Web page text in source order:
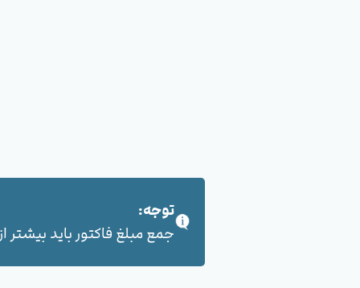
توجه:
جمع مبلغ فاکتور باید بیشتر از 100,000 هزار تومان